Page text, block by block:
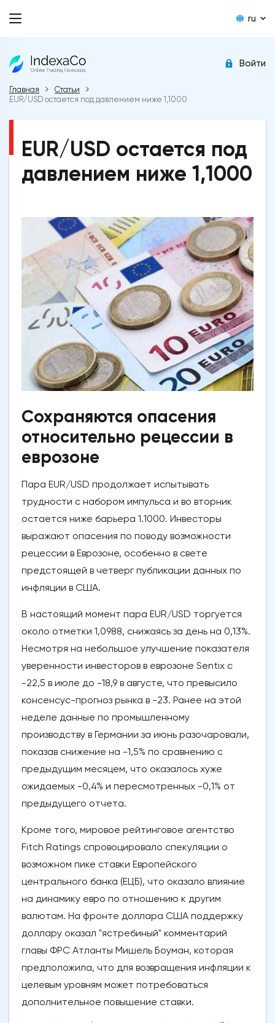
ru
Войти
Главная
Статьи
EUR/USD остается под давлением ниже 1,1000
EUR/USD остается под
давлением ниже 1,1000
Сохраняются опасения
относительно рецессии в
еврозоне
Пара EUR/USD продолжает испытывать
трудности с набором импульса и во вторник
остается ниже барьера 1.1000. Инвесторы
выражают опасения по поводу возможности
рецессии в Еврозоне, особенно в свете
предстоящей в четверг публикации данных по
инфляции в США.
В настоящий момент пара EUR/USD торгуется
около отметки 1,0988, снижаясь за день на 0,13%.
Несмотря на небольшое улучшение показателя
уверенности инвесторов в еврозоне Sentix с
-22,5 в июле до -18,9 в августе, что превысило
консенсус-прогноз рынка в -23. Ранее на этой
неделе данные по промышленному
производству в Германии за июнь разочаровали,
показав снижение на -1,5% по сравнению с
предыдущим месяцем, что оказалось хуже
ожидаемых -0,4% и пересмотренных -0,1% от
предыдущего отчета.
Кроме того, мировое рейтинговое агентство
Fitch Ratings спровоцировало спекуляции о
возможном пике ставки Европейского
центрального банка (ЕЦБ), что оказало влияние
на динамику евро по отношению к другим
валютам. На фронте доллара США поддержку
доллару оказал "ястребиный" комментарий
главы ФРС Атланты Мишель Боуман, которая
предположила, что для возвращения инфляции к
целевым уровням может потребоваться
дополнительное повышение ставки.